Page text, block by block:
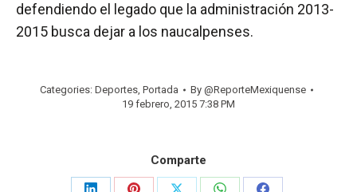
defendiendo el legado que la administración 2013-
2015 busca dejar a los naucalpenses.
Categories: Deportes, Portada By @ReporteMexiquense
19 febrero, 2015 7:38 PM
Comparte